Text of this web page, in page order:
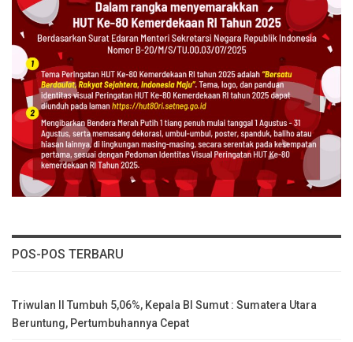
POS-POS TERBARU
Triwulan II Tumbuh 5,06%, Kepala BI Sumut : Sumatera Utara
Beruntung, Pertumbuhannya Cepat